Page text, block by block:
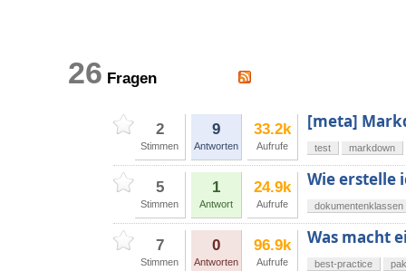
26 Fragen
2
Stimmen
9
Antworten
33.2k
Aufrufe
[meta]
test markdown
5
Stimmen
1
Antwort
24.9k
Aufrufe
Wie erstelle
dokumentenklassen
7
Stimmen
0
Antworten
96.9k
Aufrufe
Was macht
best-practice